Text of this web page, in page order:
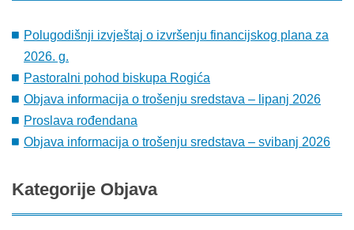
Polugodišnji izvještaj o izvršenju financijskog plana za
2026. g.
Pastoralni pohod biskupa Rogića
Objava informacija o trošenju sredstava – lipanj 2026
Proslava rođendana
Objava informacija o trošenju sredstava – svibanj 2026
Kategorije Objava